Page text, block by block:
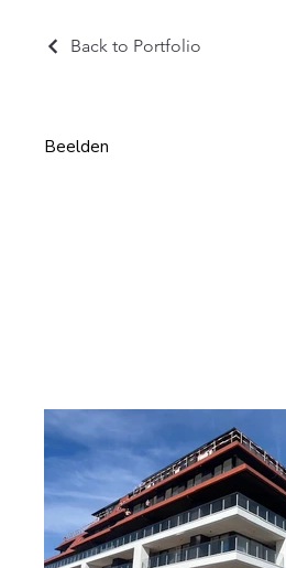
Back to Portfolio
Beelden